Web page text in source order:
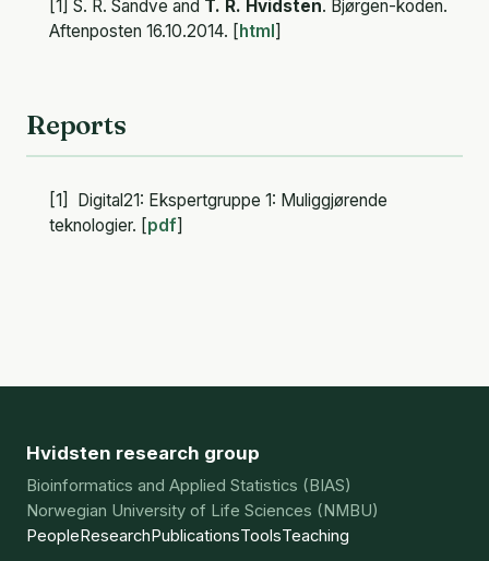
[1] S. R. Sandve and T. R. Hvidsten. Bjørgen-koden.
Aftenposten 16.10.2014. [html]
Reports
[1] Digital21: Ekspertgruppe 1: Muliggjørende
teknologier. [pdf]
Hvidsten research group
Bioinformatics and Applied Statistics (BIAS)
Norwegian University of Life Sciences (NMBU)
PeopleResearchPublicationsToolsTeaching